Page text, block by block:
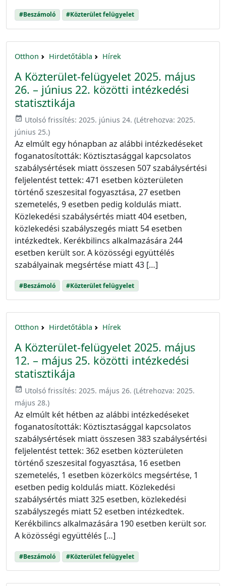
#Beszámoló #Közterület felügyelet
Otthon Hirdetőtábla Hírek
A Közterület-felügyelet 2025. május
26. – június 22. közötti intézkedési
statisztikája
event_available Utolsó frissítés: 2025. június 24. (Létrehozva: 2025.
június 25.)
Az elmúlt egy hónapban az alábbi intézkedéseket
foganatosították: Köztisztasággal kapcsolatos
szabálysértések miatt összesen 507 szabálysértési
feljelentést tettek: 471 esetben közterületen
történő szeszesital fogyasztása, 27 esetben
szemetelés, 9 esetben pedig koldulás miatt.
Közlekedési szabálysértés miatt 404 esetben,
közlekedési szabályszegés miatt 54 esetben
intézkedtek. Kerékbilincs alkalmazására 244
esetben került sor. A közösségi együttélés
szabályainak megsértése miatt 43 […]
#Beszámoló #Közterület felügyelet
Otthon Hirdetőtábla Hírek
A Közterület-felügyelet 2025. május
12. – május 25. közötti intézkedési
statisztikája
event_available Utolsó frissítés: 2025. május 26. (Létrehozva: 2025.
május 28.)
Az elmúlt két hétben az alábbi intézkedéseket
foganatosították: Köztisztasággal kapcsolatos
szabálysértések miatt összesen 383 szabálysértési
feljelentést tettek: 362 esetben közterületen
történő szeszesital fogyasztása, 16 esetben
szemetelés, 1 esetben közerkölcs megsértése, 1
esetben pedig koldulás miatt. Közlekedési
szabálysértés miatt 325 esetben, közlekedési
szabályszegés miatt 52 esetben intézkedtek.
Kerékbilincs alkalmazására 190 esetben került sor.
A közösségi együttélés […]
#Beszámoló #Közterület felügyelet